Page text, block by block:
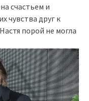
счастьем и
чувства друг к
порой не могла